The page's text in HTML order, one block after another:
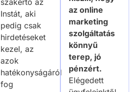
Instát, aki
pedig csak
hirdetéseket
kezel, az
azok
hatékonyságáról
fog
az online
marketing
szolgáltatás
könnyű
terep, jó
pénzért.
Elégedett